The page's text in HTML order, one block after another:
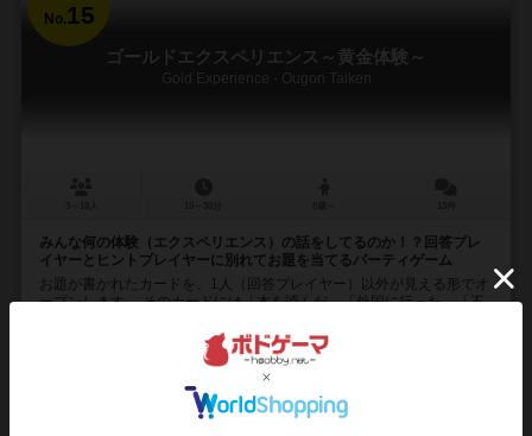
No.15
ゴールドエクスペリエンス～黄金体験～
Gold Experience - Ougon Taiken
みんな何の体験（エクスペリエンス）の話をしてるのか！？回答プレ
イヤーとヒントプレイヤーに別れてお題を当てるパーティゲーム
お題が書かれたカードを、1人（回答プレイヤー）以外が見える形でオ
ープンします。 そのカードには「本を読んだ」「外国に行った」「不
831